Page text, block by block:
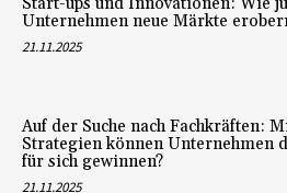
Start-ups und Innovationen: Wie
Unternehmen neue Märkte
21.11.2025
Auf der Suche nach Fachkräften:
Strategien können Unternehmen
für sich gewinnen?
21.11.2025